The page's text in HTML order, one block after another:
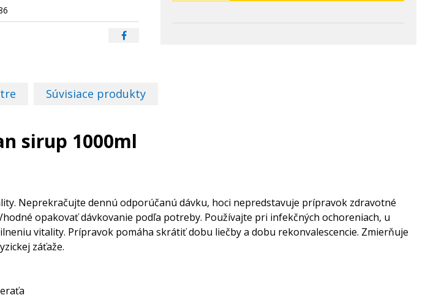
Súvisiace produkty
sirup 1000ml
Neprekračujte dennú odporúčanú dávku, hoci nepredstavuje prípravok zdravotné
opakovať dávkovanie podľa potreby. Používajte pri infekčných ochoreniach, u
vitality. Prípravok pomáha skrátiť dobu liečby a dobu rekonvalescencie. Zmierňuje
záťaže.